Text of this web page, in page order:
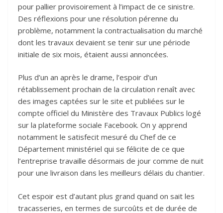
pour pallier provisoirement à l’impact de ce sinistre.
Des réflexions pour une résolution pérenne du
problème, notamment la contractualisation du marché
dont les travaux devaient se tenir sur une période
initiale de six mois, étaient aussi annoncées.
Plus d’un an après le drame, l’espoir d’un
rétablissement prochain de la circulation renaît avec
des images captées sur le site et publiées sur le
compte officiel du Ministère des Travaux Publics logé
sur la plateforme sociale Facebook. On y apprend
notamment le satisfecit mesuré du Chef de ce
Département ministériel qui se félicite de ce que
l’entreprise travaille désormais de jour comme de nuit
pour une livraison dans les meilleurs délais du chantier.
Cet espoir est d’autant plus grand quand on sait les
tracasseries, en termes de surcoûts et de durée de